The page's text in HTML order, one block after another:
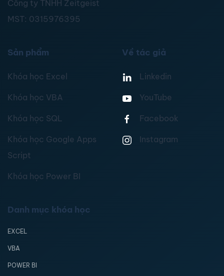
Công ty TNHH Zeitgeist
MST: 0315976395
Sản phẩm
Khóa học Excel
Khóa học VBA
Khóa học SQL
Khóa học Google Apps
Script
Khóa học Power BI
Về tác giả
Linkedin
YouTube
Facebook
Instagram
Danh mục khóa học
EXCEL
VBA
POWER BI